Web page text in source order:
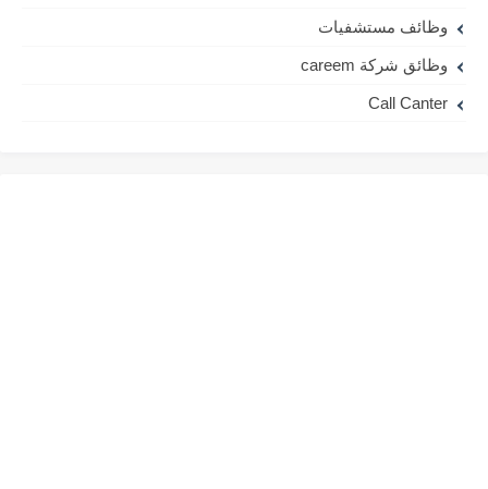
وظائف مستشفيات
وظائق شركة careem
Call Canter